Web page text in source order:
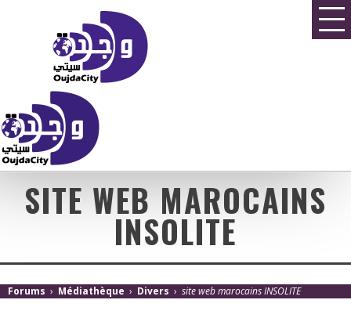
SITE WEB MAROCAINS
INSOLITE
Forums › Médiathèque › Divers › site web marocains INSOLITE